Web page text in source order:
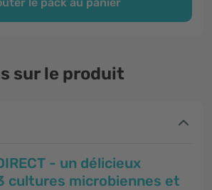
sur le produit
- un délicieux
cultures microbiennes et